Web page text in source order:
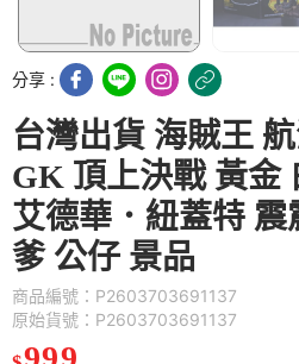
分享 :
台灣出貨 海賊王
GK 頂上決戰 黃金
艾德華．紐蓋特 震
爹 公仔 景品
商品編號：P2603703691137
原始貨號：P2603703691137